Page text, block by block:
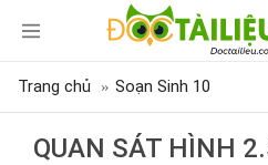
Trang chủ Soạn Sinh 10
QUAN SÁT HÌNH